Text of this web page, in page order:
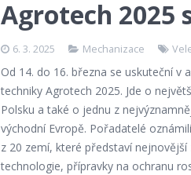
Agrotech 2025
6. 3. 2025 Mechanizace
Od 14. do 16. března se uskuteční v
techniky Agrotech 2025. Jde o
Polsku a také o jednu z
východní Evropě. Pořadatelé
z 20 zemí, které představí
technologie, přípravky na ochranu